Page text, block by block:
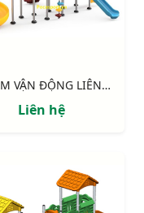
CỤM VẬN ĐỘNG LIÊN HOÀN LLDPE NIK155110HH
Liên hệ